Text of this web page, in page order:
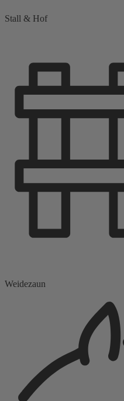
Stall & Hof
Weidezaun